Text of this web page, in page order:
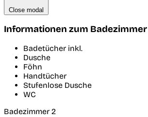
Close modal
Informationen zum Badezimmer
Badetücher inkl.
Dusche
Föhn
Handtücher
Stufenlose Dusche
WC
Badezimmer 2